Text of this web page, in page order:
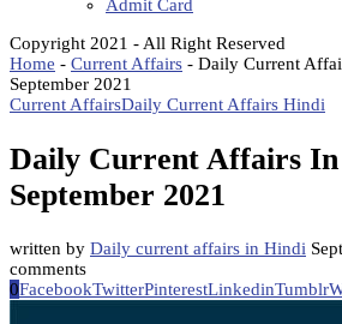
Admit Card
Copyright 2021 - All Right Reserved
Home - Current Affairs - Daily Current
September 2021
Current AffairsDaily Current Affairs Hindi
Daily Current Affairs In
September 2021
written by Daily current affairs in Hindi
comments
0FacebookTwitterPinterestLinkedinTumblr